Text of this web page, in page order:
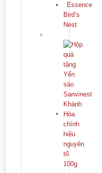
Essence
Bird’s
Nest